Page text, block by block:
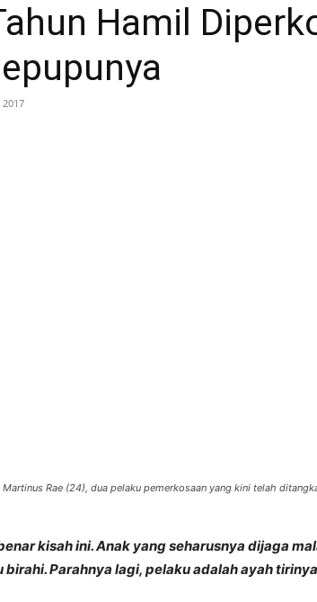
Hamil
2017
Martinus Rae (24), dua pelaku pemerkosaan yang kini telah
kisah ini. Anak yang seharusnya dijaga
Parahnya lagi, pelaku adalah ayah